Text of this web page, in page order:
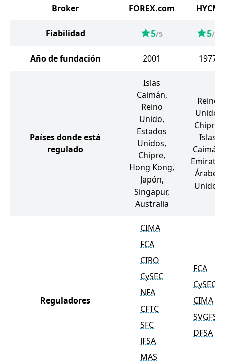
Broker FOREX.com HYCM
Fiabilidad 5/5 5/5
Año de fundación 2001 1977
Países donde está
regulado
Islas
Caimán,
Reino
Unido,
Estados
Unidos,
Chipre,
Hong Kong,
Japón,
Singapur,
Australia
Reino
Unido,
Chipre,
Islas
Caimán,
Emiratos
Árabes
Unidos
Reguladores
CIMA
FCA
CIRO
CySEC
NFA
CFTC
SFC
JFSA
MAS
FCA
CySEC
CIMA
SVGFSA
DFSA